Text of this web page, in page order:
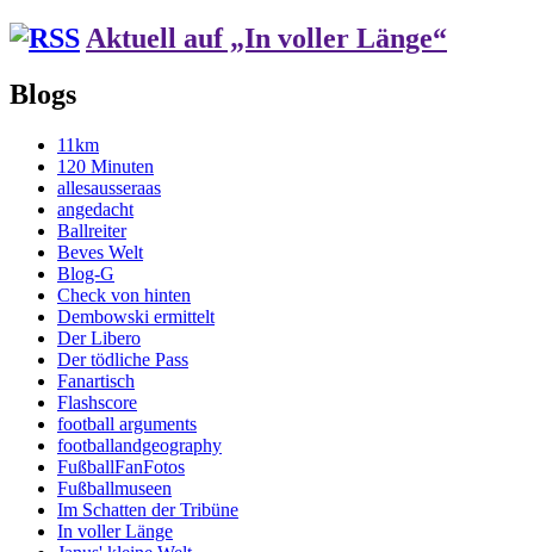
Aktuell auf „In voller Länge“
Blogs
11km
120 Minuten
allesausseraas
angedacht
Ballreiter
Beves Welt
Blog-G
Check von hinten
Dembowski ermittelt
Der Libero
Der tödliche Pass
Fanartisch
Flashscore
football arguments
footballandgeography
FußballFanFotos
Fußballmuseen
Im Schatten der Tribüne
In voller Länge